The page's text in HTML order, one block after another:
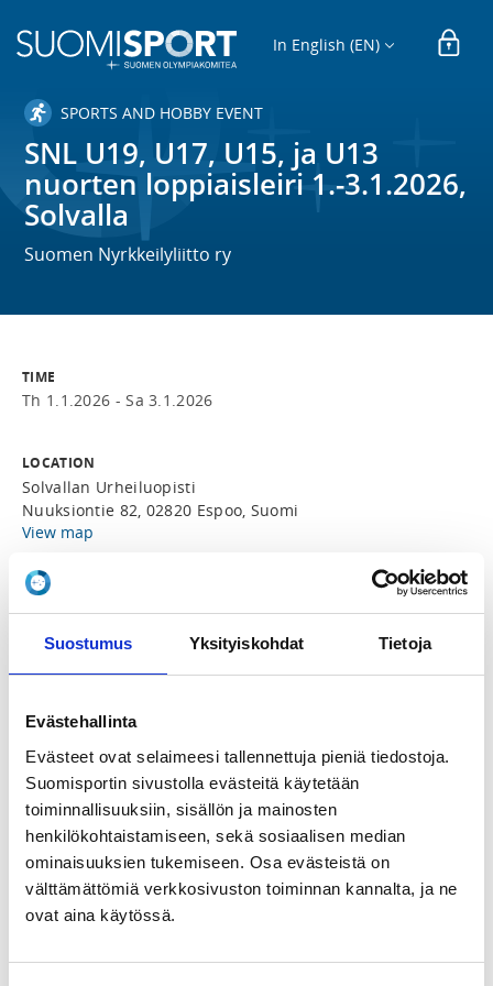
Suostumus Yksityiskohdat Tietoja
Evästehallinta
Evästeet ovat selaimeesi tallennettuja pieniä tiedostoja.
Suomisportin sivustolla evästeitä käytetään
toiminnallisuuksiin, sisällön ja mainosten
henkilökohtaistamiseen, sekä sosiaalisen median
ominaisuuksien tukemiseen. Osa evästeistä on
välttämättömiä verkkosivuston toiminnan kannalta, ja ne
ovat aina käytössä.
In English (EN)
SPORTS AND HOBBY EVENT
SNL U19, U17, U15, ja U13
nuorten loppiaisleiri 1.-3.1.2026,
Solvalla
Suomen Nyrkkeilyliitto ry
TIME
Th 1.1.2026 -Sa 3.1.2026
LOCATION
Solvallan Urheiluopisti
Nuuksiontie 82, 02820 Espoo, Suomi
View map
LOCALITY
Espoo
SPORTS
REGISTRATION PERIOD
Fr 14.11.2025 at 12:30 - Sa 3.1.2026 at 23:59
PRICES
Sis.majoitukset ja lakanat, ruokailut, harjoitukset.
Yhden yön leiri 155,00 € -